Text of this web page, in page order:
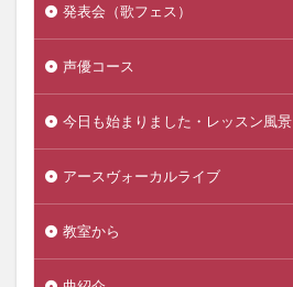
発表会（歌フェス）
声優コース
今日も始まりました・レッスン風景
アースヴォーカルライブ
教室から